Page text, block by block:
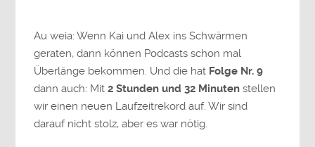
Au weia: Wenn Kai und Alex ins Schwärmen
geraten, dann können Podcasts schon mal
Überlänge bekommen. Und die hat Folge Nr. 9
dann auch: Mit 2 Stunden und 32 Minuten stellen
wir einen neuen Laufzeitrekord auf. Wir sind
darauf nicht stolz, aber es war nötig.